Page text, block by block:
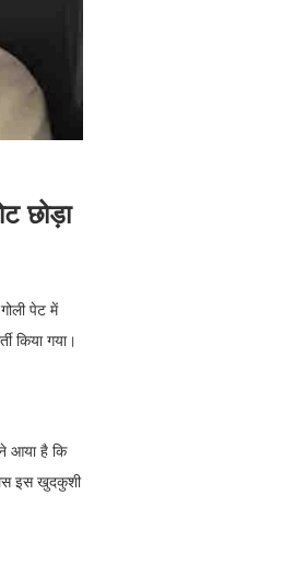
छोड़ा
पेट में
किया गया।
आया है कि
इस खुदकुशी